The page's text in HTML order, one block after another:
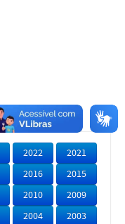
2022
2021
2016
2015
2010
2009
2004
2003